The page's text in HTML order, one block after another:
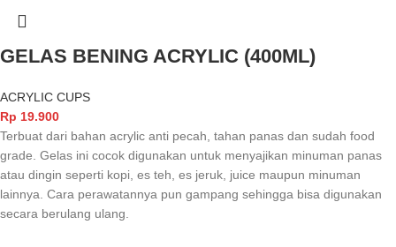
GELAS BENING ACRYLIC (400ML)
ACRYLIC CUPS
Rp 19.900
Terbuat dari bahan acrylic anti pecah, tahan panas dan sudah food
grade. Gelas ini cocok digunakan untuk menyajikan minuman panas
atau dingin seperti kopi, es teh, es jeruk, juice maupun minuman
lainnya. Cara perawatannya pun gampang sehingga bisa digunakan
secara berulang ulang.